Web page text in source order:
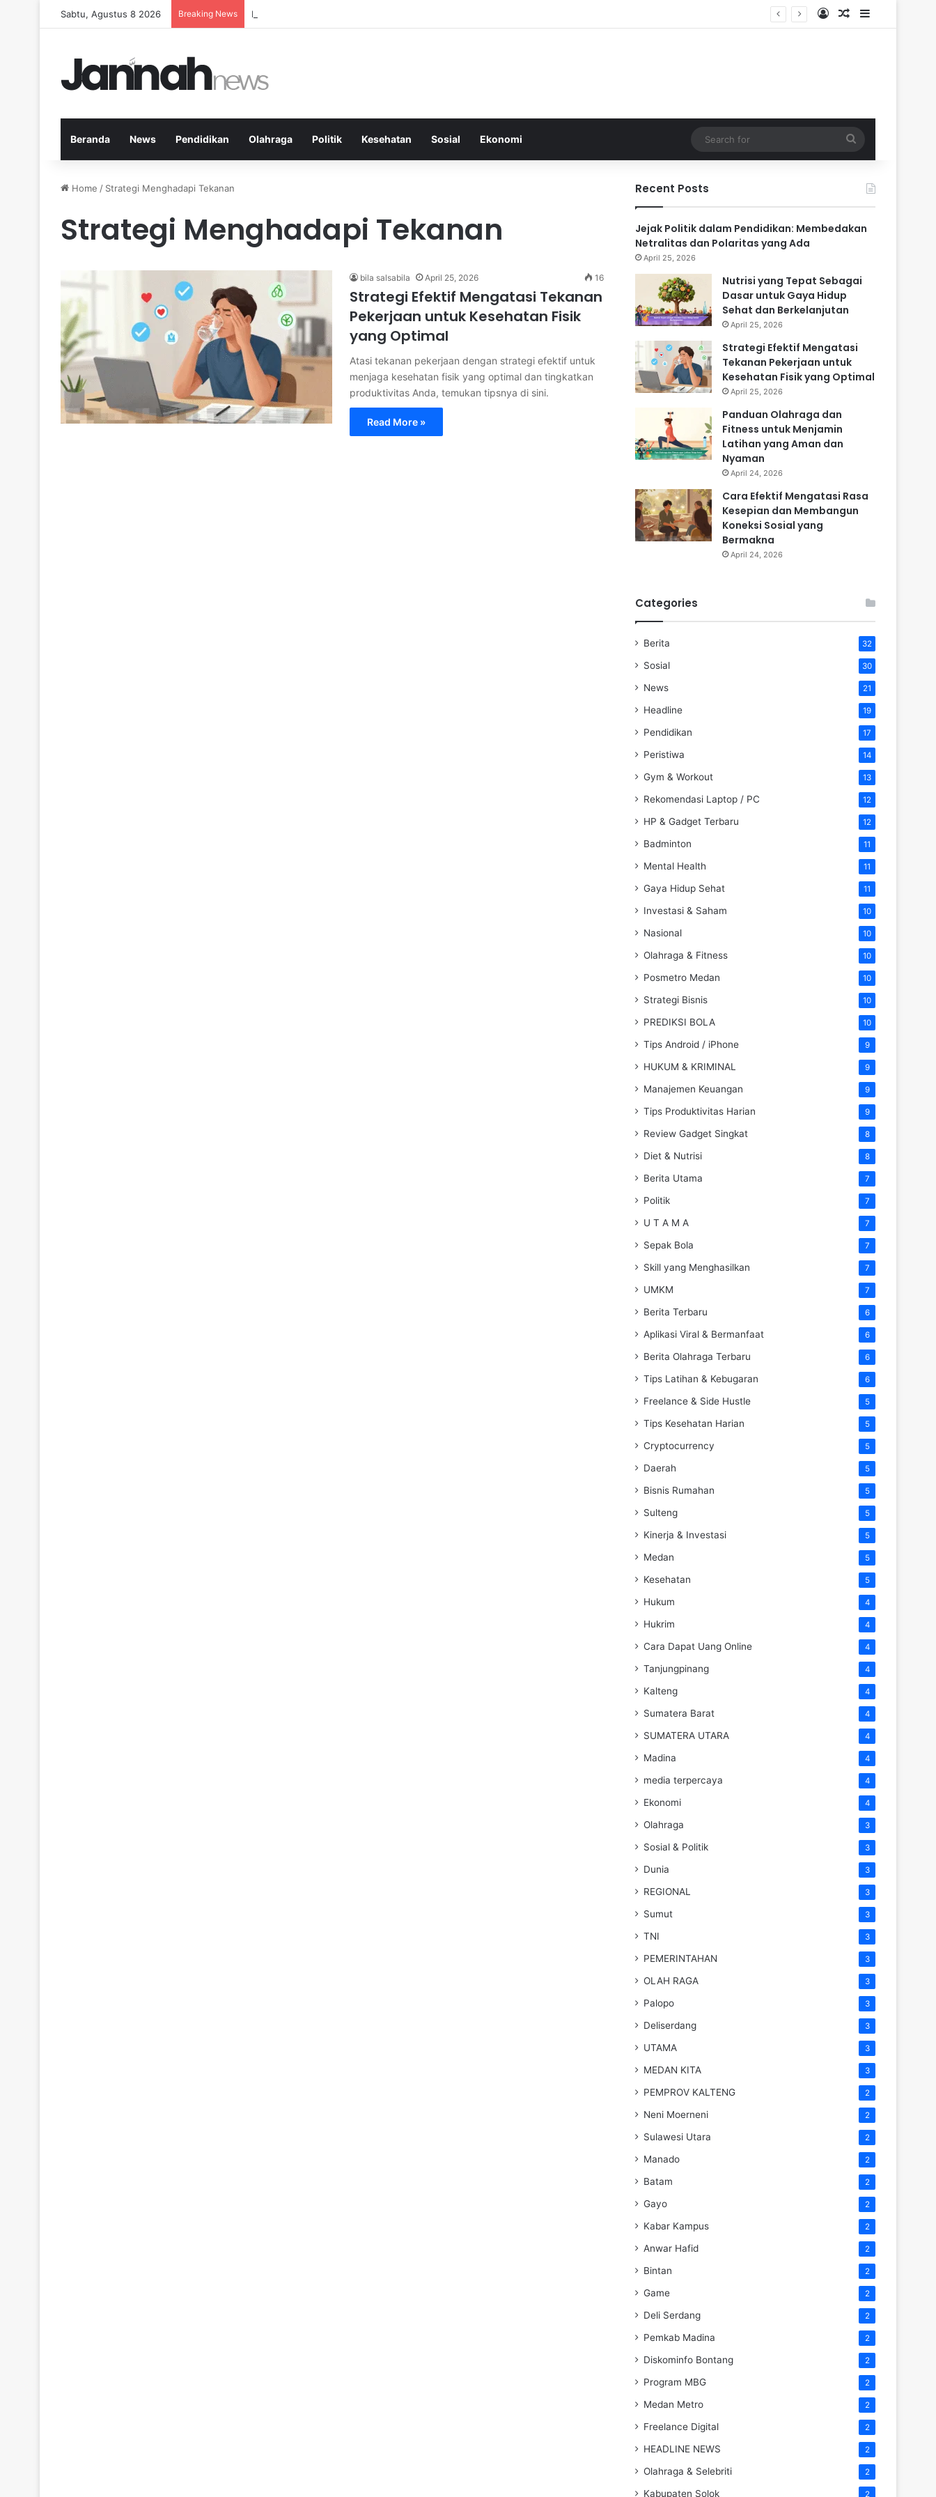
Sabtu, Agustus 8 2026 Breaking News Nutrisi yang Tepat Sebagai Dasar untuk Gaya Hidup Sehat dan Berkelanjutan Log InRandom Article
Sidebar
Beranda News Pendidikan Olahraga Politik Kesehatan Sosial Ekonomi
for
Home / Strategi Menghadapi Tekanan
Strategi Menghadapi Tekanan
bila salsabila April 25, 2026 16
Strategi Efektif Mengatasi Tekanan
Pekerjaan untuk Kesehatan Fisik
yang Optimal
Atasi tekanan pekerjaan dengan strategi efektif untuk
menjaga kesehatan fisik yang optimal dan tingkatkan
produktivitas Anda, temukan tipsnya di sini.
Read More »
Recent Posts
Jejak Politik dalam Pendidikan: Membedakan
Netralitas dan Polaritas yang Ada
April 25, 2026
Nutrisi yang Tepat Sebagai
Dasar untuk Gaya Hidup
Sehat dan Berkelanjutan
April 25, 2026
Strategi Efektif Mengatasi
Tekanan Pekerjaan untuk
Kesehatan Fisik yang Optimal
April 25, 2026
Panduan Olahraga dan
Fitness untuk Menjamin
Latihan yang Aman dan
Nyaman
April 24, 2026
Cara Efektif Mengatasi Rasa
Kesepian dan Membangun
Koneksi Sosial yang
Bermakna
April 24, 2026
Categories
Berita 32
Sosial 30
News 21
Headline 19
Pendidikan 17
Peristiwa 14
Gym & Workout 13
Rekomendasi Laptop / PC 12
HP & Gadget Terbaru 12
Badminton 11
Mental Health 11
Gaya Hidup Sehat 11
Investasi & Saham 10
Nasional 10
Olahraga & Fitness 10
Posmetro Medan 10
Strategi Bisnis 10
PREDIKSI BOLA 10
Tips Android / iPhone 9
HUKUM & KRIMINAL 9
Manajemen Keuangan 9
Tips Produktivitas Harian 9
Review Gadget Singkat 8
Diet & Nutrisi 8
Berita Utama 7
Politik 7
U T A M A 7
Sepak Bola 7
Skill yang Menghasilkan 7
UMKM 7
Berita Terbaru 6
Aplikasi Viral & Bermanfaat 6
Berita Olahraga Terbaru 6
Tips Latihan & Kebugaran 6
Freelance & Side Hustle 5
Tips Kesehatan Harian 5
Cryptocurrency 5
Daerah 5
Bisnis Rumahan 5
Sulteng 5
Kinerja & Investasi 5
Medan 5
Kesehatan 5
Hukum 4
Hukrim 4
Cara Dapat Uang Online 4
Tanjungpinang 4
Kalteng 4
Sumatera Barat 4
SUMATERA UTARA 4
Madina 4
media terpercaya 4
Ekonomi 4
Olahraga 3
Sosial & Politik 3
Dunia 3
REGIONAL 3
Sumut 3
TNI 3
PEMERINTAHAN 3
OLAH RAGA 3
Palopo 3
Deliserdang 3
UTAMA 3
MEDAN KITA 3
PEMPROV KALTENG 2
Neni Moerneni 2
Sulawesi Utara 2
Manado 2
Batam 2
Gayo 2
Kabar Kampus 2
Anwar Hafid 2
Bintan 2
Game 2
Deli Serdang 2
Pemkab Madina 2
Diskominfo Bontang 2
Program MBG 2
Medan Metro 2
Freelance Digital 2
HEADLINE NEWS 2
Olahraga & Selebriti 2
Kabupaten Solok 2